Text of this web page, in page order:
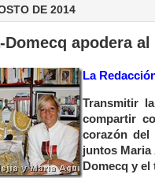
DE 2014
Domecq apodera
La
Transmitir
compartir
corazón del
juntos Maria
Domecq y el